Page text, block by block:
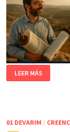
LEER MÁS
01 DEVARIM /